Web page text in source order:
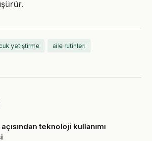
yetiştirme aile rutinleri
teknoloji kullanımı